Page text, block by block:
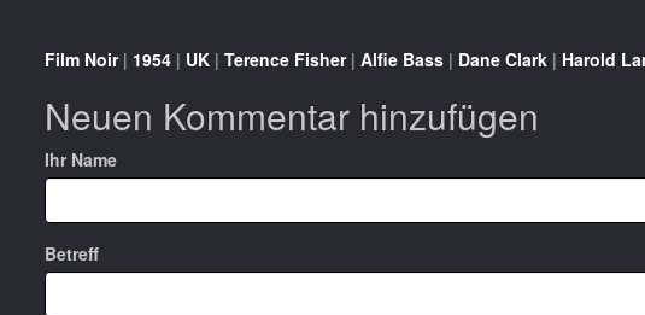
Film Noir| 1954 | UK | Terence Fisher| Alfie Bass | Dane Clark | Harold
Neuen Kommentar hinzufügen
Ihr Name
Betreff